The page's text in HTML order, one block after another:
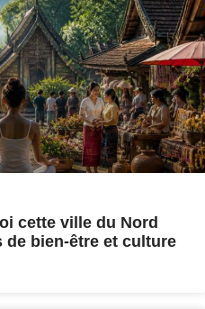
cette ville du Nord
bien-être et culture